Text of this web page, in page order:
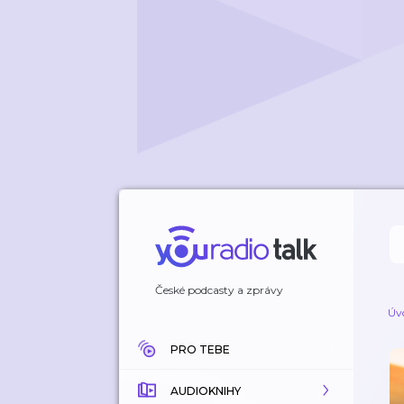
České podcasty a zprávy
PRO TEBE
AUDIOKNIHY